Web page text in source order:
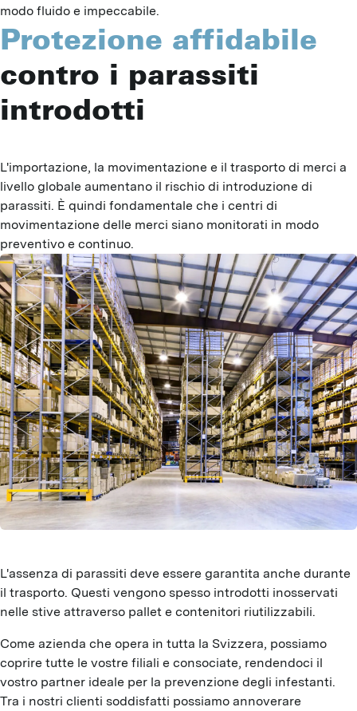
modo fluido e impeccabile.
Protezione affidabile
contro i parassiti
introdotti
L'importazione, la movimentazione e il trasporto di merci a
livello globale aumentano il rischio di introduzione di
parassiti. È quindi fondamentale che i centri di
movimentazione delle merci siano monitorati in modo
preventivo e continuo.
L'assenza di parassiti deve essere garantita anche durante
il trasporto. Questi vengono spesso introdotti inosservati
nelle stive attraverso pallet e contenitori riutilizzabili.
Come azienda che opera in tutta la Svizzera, possiamo
coprire tutte le vostre filiali e consociate, rendendoci il
vostro partner ideale per la prevenzione degli infestanti.
Tra i nostri clienti soddisfatti possiamo annoverare